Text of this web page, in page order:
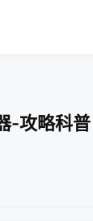
-攻略科普